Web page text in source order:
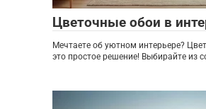
Цветочные обои в
Мечтаете об уютном интерьере?
это простое решение! Выбирайте из